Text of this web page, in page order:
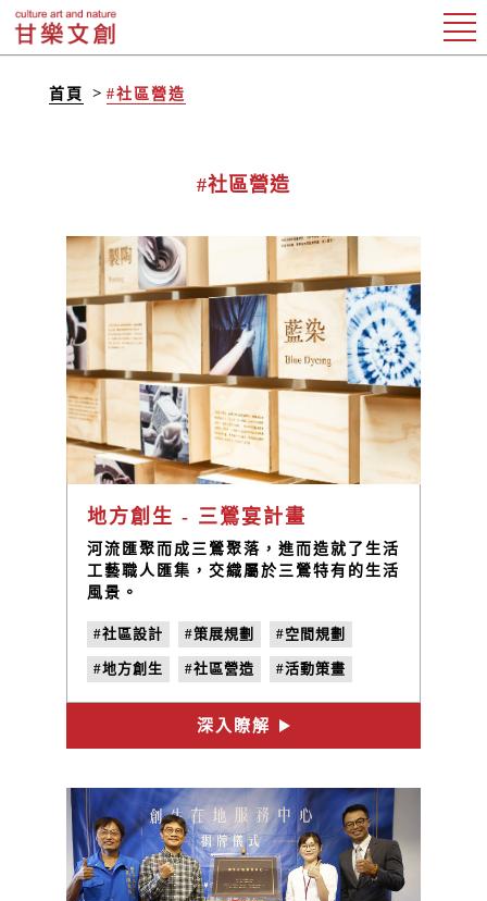
首頁 #社區營造
#社區營造
地方創生 - 三鶯宴計畫
河流匯聚而成三鶯聚落，進而造就了生活
工藝職人匯集，交織屬於三鶯特有的生活
風景。
#社區設計 #策展規劃 #空間規劃
#地方創生 #社區營造 #活動策畫
#三鶯宴 #看三峽
深入瞭解